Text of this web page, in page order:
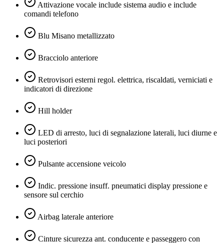
Attivazione vocale include sistema audio e include
comandi telefono
Blu Misano metallizzato
Bracciolo anteriore
Retrovisori esterni regol. elettrica, riscaldati, verniciati e
indicatori di direzione
Hill holder
LED di arresto, luci di segnalazione laterali, luci diurne e
luci posteriori
Pulsante accensione veicolo
Indic. pressione insuff. pneumatici display pressione e
sensore sul cerchio
Airbag laterale anteriore
Cinture sicurezza ant. conducente e passeggero con